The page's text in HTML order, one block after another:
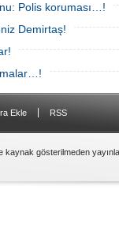
Polis koruması…!
Demirtaş!
Ekle RSS
kaynak gösterilmeden